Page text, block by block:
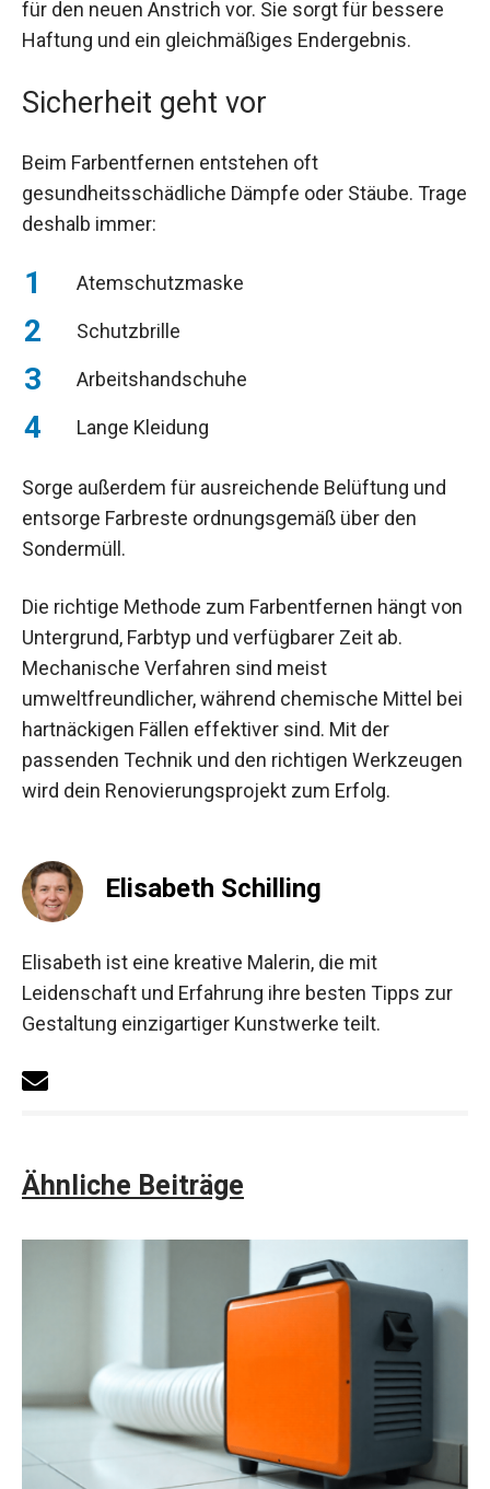
für den neuen Anstrich vor. Sie sorgt für bessere
Haftung und ein gleichmäßiges Endergebnis.
Sicherheit geht vor
Beim Farbentfernen entstehen oft
gesundheitsschädliche Dämpfe oder Stäube. Trage
deshalb immer:
Atemschutzmaske
Schutzbrille
Arbeitshandschuhe
Lange Kleidung
Sorge außerdem für ausreichende Belüftung und
entsorge Farbreste ordnungsgemäß über den
Sondermüll.
Die richtige Methode zum Farbentfernen hängt von
Untergrund, Farbtyp und verfügbarer Zeit ab.
Mechanische Verfahren sind meist
umweltfreundlicher, während chemische Mittel bei
hartnäckigen Fällen effektiver sind. Mit der
passenden Technik und den richtigen Werkzeugen
wird dein Renovierungsprojekt zum Erfolg.
Elisabeth Schilling
Elisabeth ist eine kreative Malerin, die mit
Leidenschaft und Erfahrung ihre besten Tipps zur
Gestaltung einzigartiger Kunstwerke teilt.
Ähnliche Beiträge